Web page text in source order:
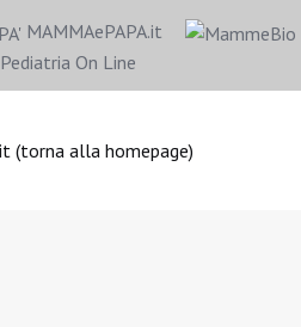
MAMMAePAPA.it
Pediatria On Line